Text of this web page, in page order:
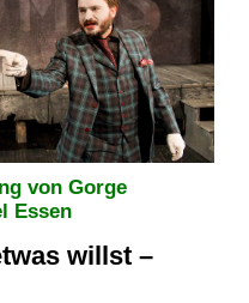
von Gorge
Essen
willst –